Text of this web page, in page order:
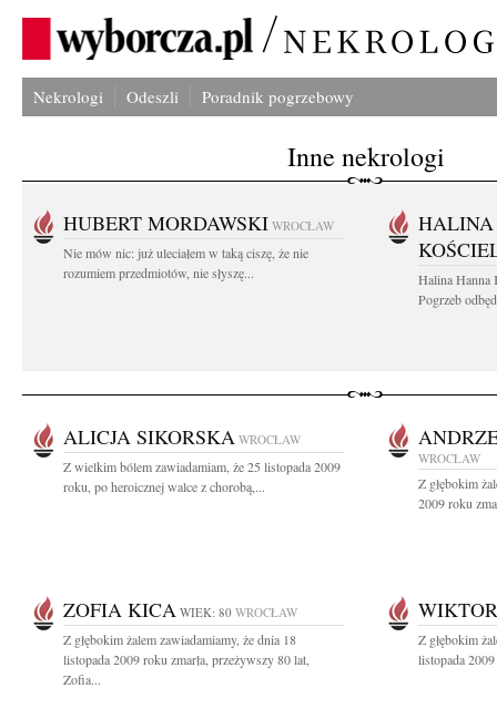
Nekrologi Odeszli Poradnik pogrzebowy
Inne nekrologi
HUBERT MORDAWSKI WROCŁAW
Nie mów nic: już uleciałem w taką ciszę, że nie
rozumiem przedmiotów, nie słyszę...
Halina Hanna
Pogrzeb
ALICJA SIKORSKA WROCŁAW
Z wielkim bólem zawiadamiam, że 25 listopada 2009
roku, po heroicznej walce z chorobą,...
WROCŁAW
Z głębokim
2009 roku
ZOFIA KICA WIEK: 80 WROCŁAW
Z głębokim żalem zawiadamiamy, że dnia 18
listopada 2009 roku zmarła, przeżywszy 80 lat,
Zofia...
Z głębokim
listopada